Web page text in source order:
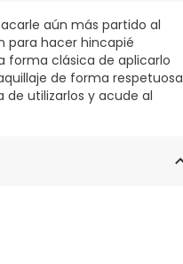
aún más partido al
para hacer hincapié
forma clásica de aplicarlo
de forma respetuosa
utilizarlos y acude al